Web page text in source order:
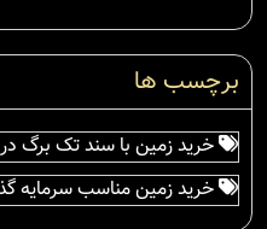
برچسب ها
خرید زمین با سند تک برگ
خرید زمین مناسب سرمایه